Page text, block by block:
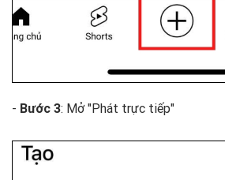
- Bước 3: Mở "Phát trực tiếp"